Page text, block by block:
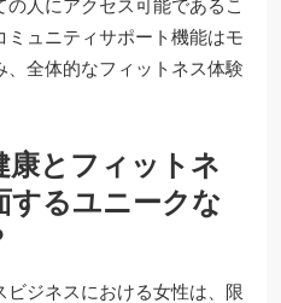
人にアクセス可能であるこ
ュニティサポート機能はモ
全体的なフィットネス体験
とフィットネ
するユニークな
ジネスにおける女性は、限